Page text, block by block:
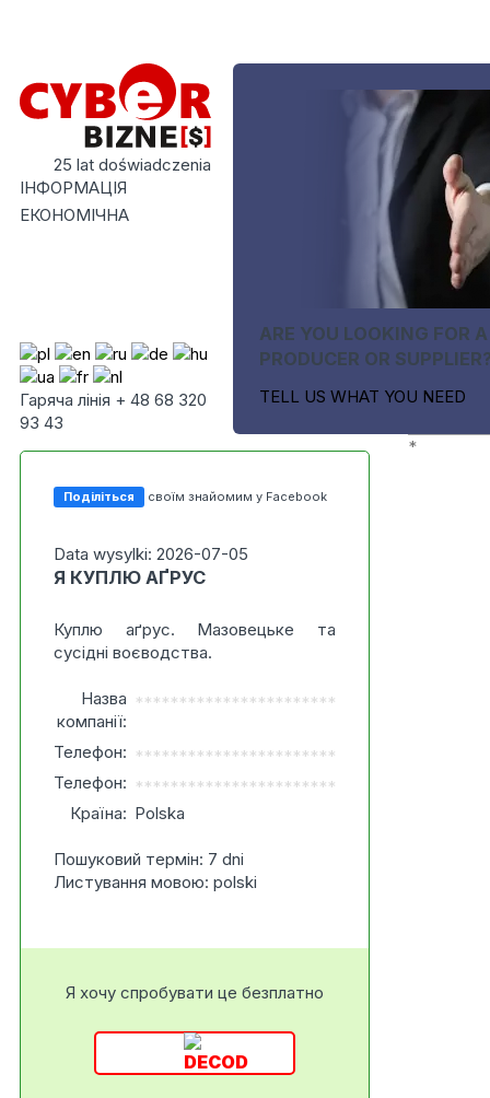
25 lat doświadczenia
ІНФОРМАЦІЯ
ЕКОНОМІЧНА
Гаряча лінія + 48 68 320
93 43
ARE YOU LOOKING FOR A
PRODUCER OR
TELL US WHAT YOU NEED
Поділіться своїм знайомим у Facebook
Data wysylki: 2026-07-05
Я КУПЛЮ АҐРУС
Куплю аґрус. Мазовецьке та
сусідні воєводства.
Назва
компанії:
***********************
Телефон: ***********************
Телефон: ***********************
Країна: Polska
Пошуковий термін: 7 dni
Листування мовою: polski
Я хочу спробувати це безплатно
*